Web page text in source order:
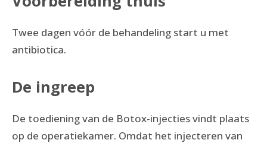
Twee dagen vóór de behandeling start u met
antibiotica.
De ingreep
De toediening van de Botox-injecties vindt plaats
op de operatiekamer. Omdat het injecteren van